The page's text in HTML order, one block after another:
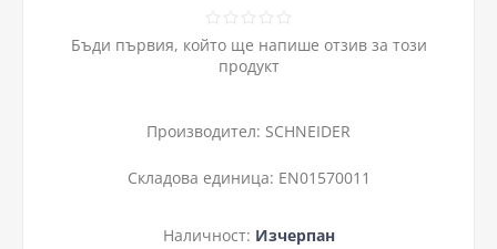
Бъди първия, който ще напише отзив за този
продукт
Производител: SCHNEIDER
Складова единица: EN01570011
Наличност: Изчерпан